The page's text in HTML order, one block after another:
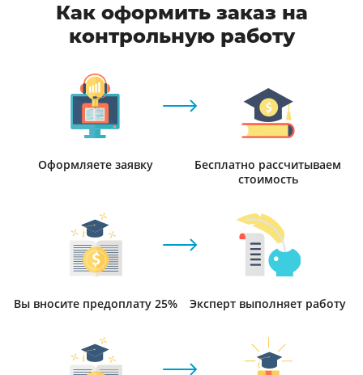
Как оформить заказ на
контрольную работу
Оформляете заявку
Бесплатно рассчитываем
стоимость
Вы вносите предоплату 25% Эксперт выполняет работу